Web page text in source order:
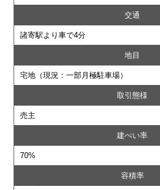
交通
諸寄駅より車で4分
地目
宅地（現況：一部月極駐車場）
取引態様
売主
建ぺい率
70%
容積率